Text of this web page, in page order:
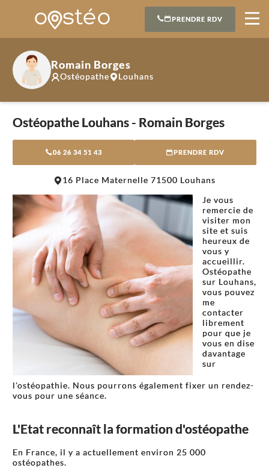
PRENDRE RDV
Romain Borges
Ostéopathe Louhans
Ostéopathe Louhans - Romain Borges
06 26 34 51 43 PRENDRE RDV
+
−
16 Place Maternelle 71500 Louhans
Je vous
remercie de
visiter mon
site et suis
heureux de
vous y
accueillir.
Ostéopathe
sur Louhans,
vous pouvez
me
contacter
librement
pour que je
vous en dise
davantage
sur
l'ostéopathie. Nous pourrons également fixer un rendez-
vous pour une séance.
L'Etat reconnaît la formation d'ostéopathe
En France, il y a actuellement environ 25 000
ostéopathes.